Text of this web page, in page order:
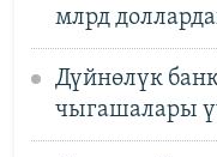
млрд
Дүйнөлүк
чыгашалары